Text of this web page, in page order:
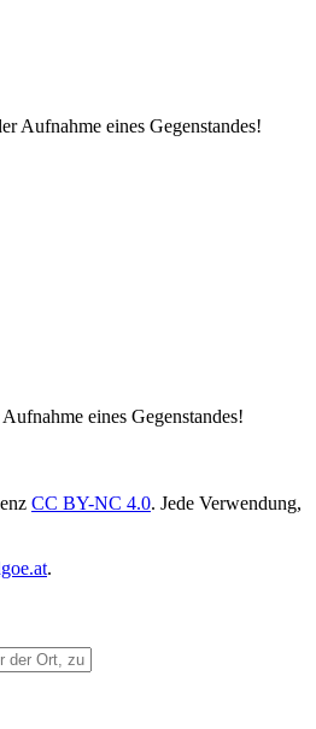
Aufnahme eines Gegenstandes!
eines Gegenstandes!
CC BY-NC 4.0. Jede Verwendung,
.